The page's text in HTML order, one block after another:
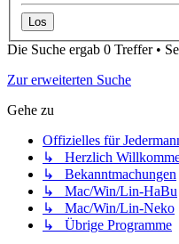
Die Suche ergab 0 Treffer •
Zur erweiterten Suche
Gehe zu
Offizielles für
↳ Herzlich
↳ Bekanntmachungen
↳ Mac/Win/Lin-HaBu
↳ Mac/Win/Lin-Neko
↳ Übrige Programme